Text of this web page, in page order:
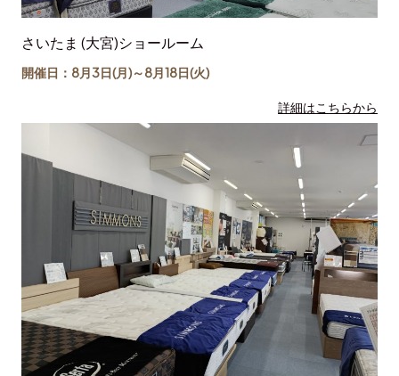
さいたま (大宮)ショールーム
開催日：8月3日(月)～8月18日(火)
詳細はこちらから